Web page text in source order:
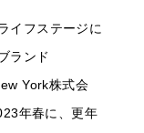
イフステージに
ランド
York株式会
年春に、更年